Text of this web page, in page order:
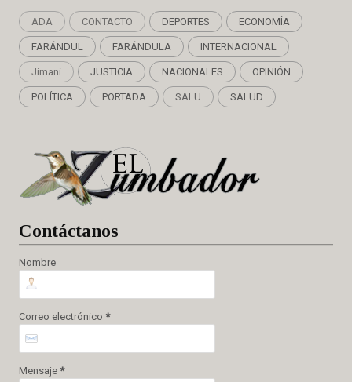
ADA CONTACTO DEPORTES ECONOMÍA
FARÁNDUL FARÁNDULA INTERNACIONAL
Jimani JUSTICIA NACIONALES OPINIÓN
POLÍTICA PORTADA SALU SALUD
Contáctanos
Nombre
Correo electrónico *
Mensaje *